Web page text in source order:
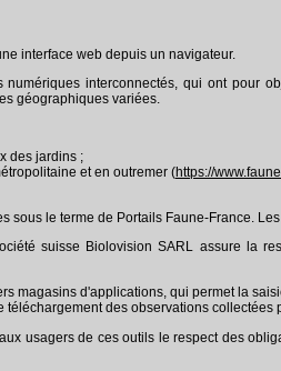
interface web depuis un navigateur.
interconnectés, qui ont pour
géographiques variées.
des jardins ;
et en outremer (https://
le terme de Portails Faune-France.
suisse Biolovision SARL assure la
magasins d'applications, qui permet la
téléchargement des observations collectées
usagers de ces outils le respect des